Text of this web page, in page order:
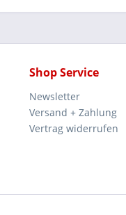
Shop Service
Newsletter
Versand + Zahlung
Vertrag widerrufen